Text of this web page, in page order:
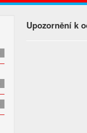
Upozornění k